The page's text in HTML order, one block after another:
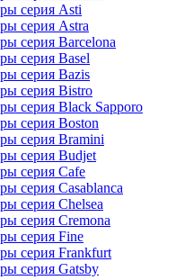
Столовые приборы
вне серии
серия 1920-Copper
серия 1920-Silvery
серия Adele
серия Alessi-Black
серия Alessi-Coppe
серия Amboss
серия Asti
серия Astra
серия Barcelona
серия Basel
серия Bazis
серия Bistro
серия Black Sapporo
серия Boston
серия Bramini